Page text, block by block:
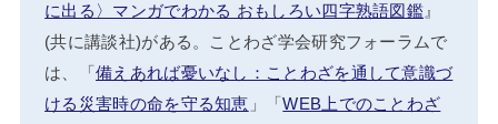
に出る〉マンガでわかる おもしろい四字熟語図鑑 』
(共に講談社)がある。ことわざ学会研究フォーラムで
は、「備えあれば憂いなし：ことわざを通して意識づ
ける災害時の命を守る知恵 」「WEB上でのことわざ